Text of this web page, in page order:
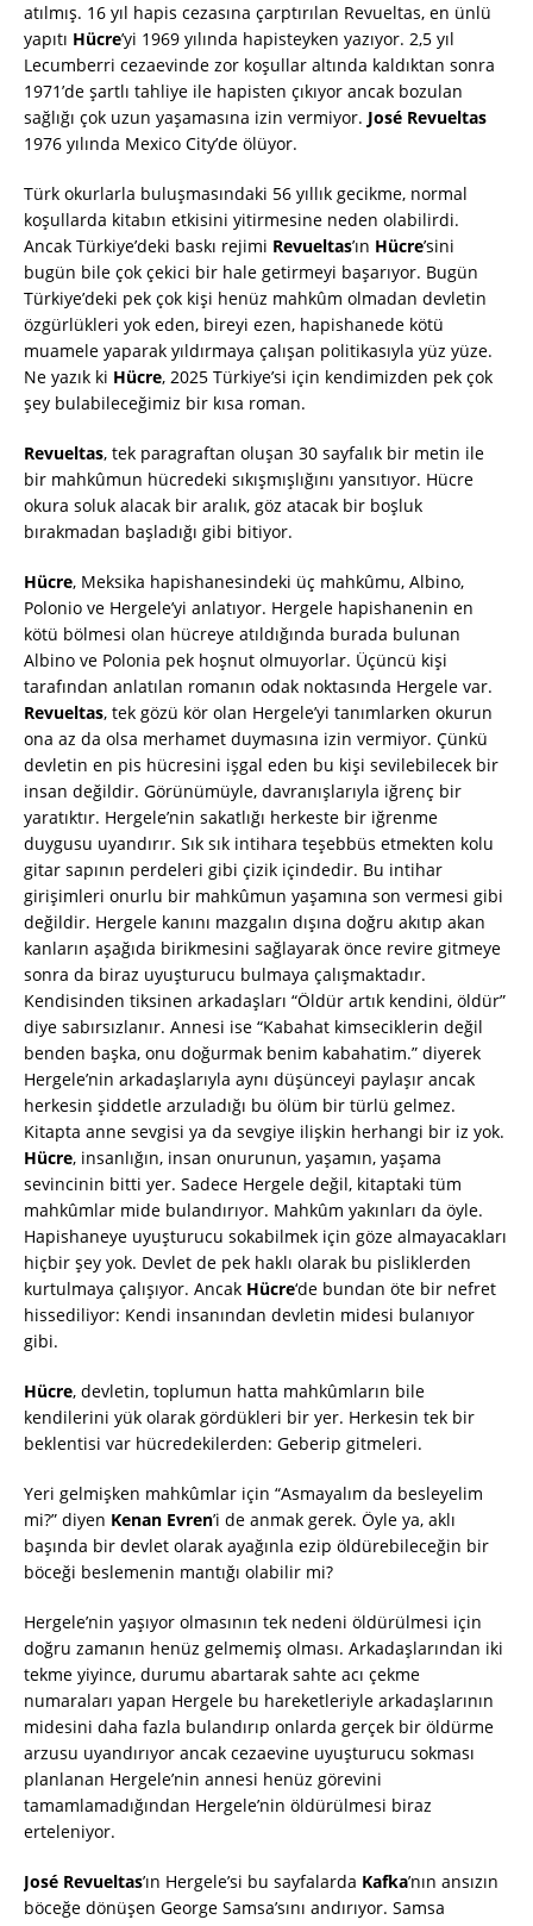
atılmış. 16 yıl hapis cezasına çarptırılan Revueltas, en ünlü
yapıtı Hücre’yi 1969 yılında hapisteyken yazıyor. 2,5 yıl
Lecumberri cezaevinde zor koşullar altında kaldıktan sonra
1971’de şartlı tahliye ile hapisten çıkıyor ancak bozulan
sağlığı çok uzun yaşamasına izin vermiyor. José Revueltas
1976 yılında Mexico City’de ölüyor.
Türk okurlarla buluşmasındaki 56 yıllık gecikme, normal
koşullarda kitabın etkisini yitirmesine neden olabilirdi.
Ancak Türkiye’deki baskı rejimi Revueltas’ın Hücre’sini
bugün bile çok çekici bir hale getirmeyi başarıyor. Bugün
Türkiye’deki pek çok kişi henüz mahkûm olmadan devletin
özgürlükleri yok eden, bireyi ezen, hapishanede kötü
muamele yaparak yıldırmaya çalışan politikasıyla yüz yüze.
Ne yazık ki Hücre, 2025 Türkiye’si için kendimizden pek çok
şey bulabileceğimiz bir kısa roman.
Revueltas, tek paragraftan oluşan 30 sayfalık bir metin ile
bir mahkûmun hücredeki sıkışmışlığını yansıtıyor. Hücre
okura soluk alacak bir aralık, göz atacak bir boşluk
bırakmadan başladığı gibi bitiyor.
Hücre, Meksika hapishanesindeki üç mahkûmu, Albino,
Polonio ve Hergele’yi anlatıyor. Hergele hapishanenin en
kötü bölmesi olan hücreye atıldığında burada bulunan
Albino ve Polonia pek hoşnut olmuyorlar. Üçüncü kişi
tarafından anlatılan romanın odak noktasında Hergele var.
Revueltas, tek gözü kör olan Hergele’yi tanımlarken okurun
ona az da olsa merhamet duymasına izin vermiyor. Çünkü
devletin en pis hücresini işgal eden bu kişi sevilebilecek bir
insan değildir. Görünümüyle, davranışlarıyla iğrenç bir
yaratıktır. Hergele’nin sakatlığı herkeste bir iğrenme
duygusu uyandırır. Sık sık intihara teşebbüs etmekten kolu
gitar sapının perdeleri gibi çizik içindedir. Bu intihar
girişimleri onurlu bir mahkûmun yaşamına son vermesi gibi
değildir. Hergele kanını mazgalın dışına doğru akıtıp akan
kanların aşağıda birikmesini sağlayarak önce revire gitmeye
sonra da biraz uyuşturucu bulmaya çalışmaktadır.
Kendisinden tiksinen arkadaşları “Öldür artık kendini, öldür”
diye sabırsızlanır. Annesi ise “Kabahat kimseciklerin değil
benden başka, onu doğurmak benim kabahatim.” diyerek
Hergele’nin arkadaşlarıyla aynı düşünceyi paylaşır ancak
herkesin şiddetle arzuladığı bu ölüm bir türlü gelmez.
Kitapta anne sevgisi ya da sevgiye ilişkin herhangi bir iz yok.
Hücre, insanlığın, insan onurunun, yaşamın, yaşama
sevincinin bitti yer. Sadece Hergele değil, kitaptaki tüm
mahkûmlar mide bulandırıyor. Mahkûm yakınları da öyle.
Hapishaneye uyuşturucu sokabilmek için göze almayacakları
hiçbir şey yok. Devlet de pek haklı olarak bu pisliklerden
kurtulmaya çalışıyor. Ancak Hücre‘de bundan öte bir nefret
hissediliyor: Kendi insanından devletin midesi bulanıyor
gibi.
Hücre, devletin, toplumun hatta mahkûmların bile
kendilerini yük olarak gördükleri bir yer. Herkesin tek bir
beklentisi var hücredekilerden: Geberip gitmeleri.
Yeri gelmişken mahkûmlar için “Asmayalım da besleyelim
mi?” diyen Kenan Evren’i de anmak gerek. Öyle ya, aklı
başında bir devlet olarak ayağınla ezip öldürebileceğin bir
böceği beslemenin mantığı olabilir mi?
Hergele’nin yaşıyor olmasının tek nedeni öldürülmesi için
doğru zamanın henüz gelmemiş olması. Arkadaşlarından iki
tekme yiyince, durumu abartarak sahte acı çekme
numaraları yapan Hergele bu hareketleriyle arkadaşlarının
midesini daha fazla bulandırıp onlarda gerçek bir öldürme
arzusu uyandırıyor ancak cezaevine uyuşturucu sokması
planlanan Hergele’nin annesi henüz görevini
tamamlamadığından Hergele’nin öldürülmesi biraz
erteleniyor.
José Revueltas’ın Hergele’si bu sayfalarda Kafka’nın ansızın
böceğe dönüşen George Samsa’sını andırıyor. Samsa